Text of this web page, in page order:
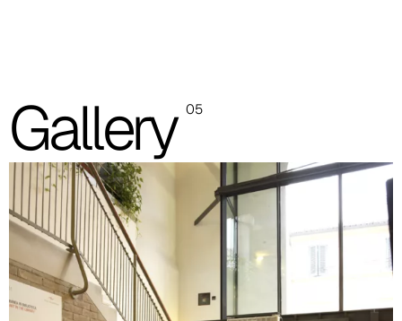
consultare la cartella con i campioni reali.
Planet (Cat. A - Similpelle)
A 31F
A 32F
A 39F
A 35F
Gallery 05